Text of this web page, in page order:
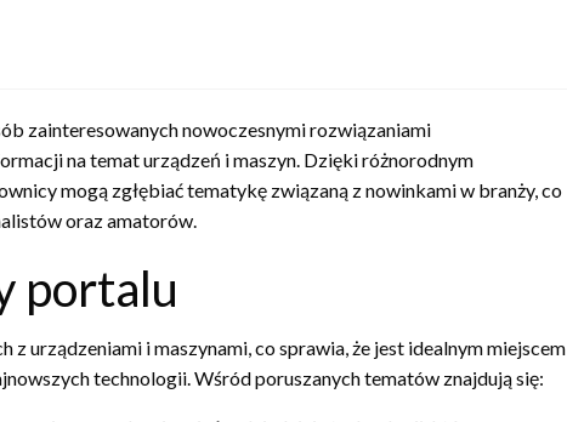
zainteresowanych nowoczesnymi rozwiązaniami
na temat urządzeń i maszyn. Dzięki różnorodnym
mogą zgłębiać tematykę związaną z nowinkami w branży, co
oraz amatorów.
portalu
z urządzeniami i maszynami, co sprawia, że jest idealnym miejscem
technologii. Wśród poruszanych tematów znajdują się: